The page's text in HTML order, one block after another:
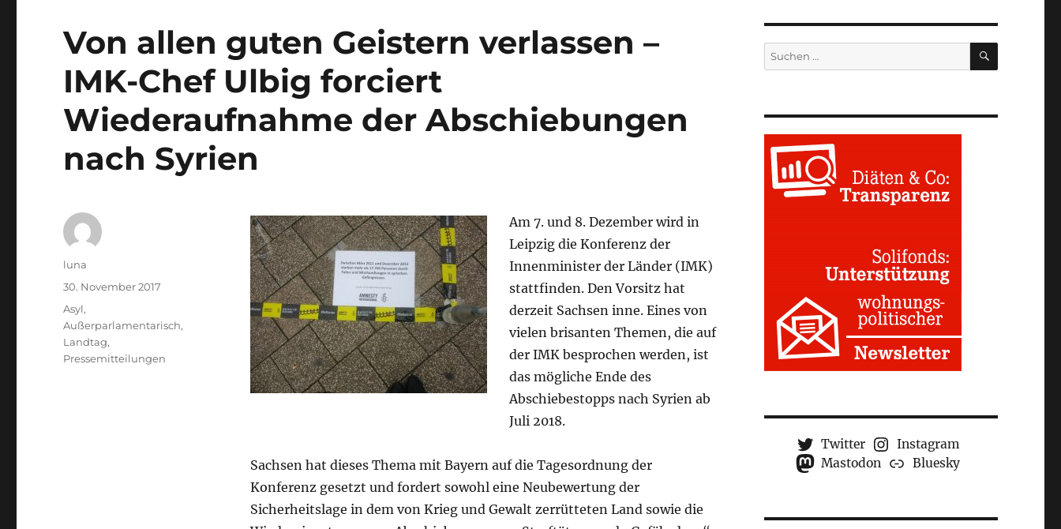
Von allen guten Geistern verlassen –
IMK-Chef Ulbig forciert
Wiederaufnahme der Abschiebungen
nach Syrien
Am 7. und 8. Dezember wird in
Leipzig die Konferenz der
Innenminister der Länder (IMK)
stattfinden. Den Vorsitz hat
derzeit Sachsen inne. Eines von
vielen brisanten Themen, die auf
der IMK besprochen werden, ist
das mögliche Ende des
Abschiebestopps nach Syrien ab
Juli 2018.
Sachsen hat dieses Thema mit Bayern auf die Tagesordnung der
Konferenz gesetzt und fordert sowohl eine Neubewertung der
Sicherheitslage in dem von Krieg und Gewalt zerrütteten Land sowie die
Autor
luna
Veröffentlicht
30. November 2017
Kategorien
Asyl,
Außerparlamentarisch,
Landtag,
Pressemitteilungen
Suchen
nach:
SUCHEN
Twitter
Instagram
Mastodon
Bluesky